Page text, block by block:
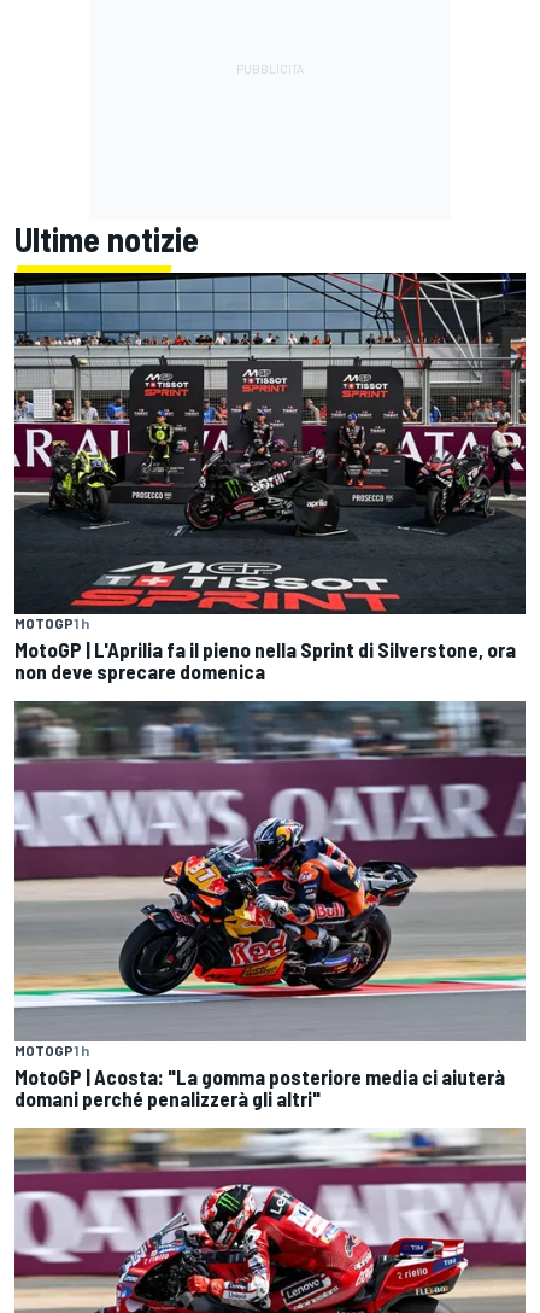
Ultime notizie
MOTOGP1 h
MotoGP | L'Aprilia fa il pieno nella Sprint di Silverstone, ora
non deve sprecare domenica
MOTOGP1 h
MotoGP | Acosta: "La gomma posteriore media ci aiuterà
domani perché penalizzerà gli altri"